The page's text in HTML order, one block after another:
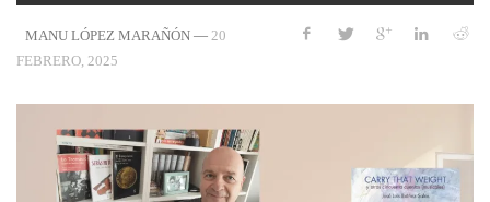
MANU LÓPEZ MARAÑÓN — 20
FEBRERO, 2025